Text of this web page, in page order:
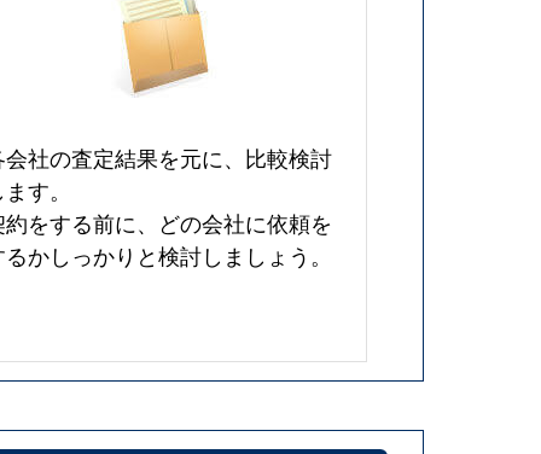
会社の査定結果を元に、比較検討
す。
約をする前に、どの会社に依頼を
かしっかりと検討しましょう。